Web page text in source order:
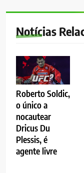
Notícias
Roberto Soldic,
o único a
nocautear
Dricus Du
Plessis, é
agente livre